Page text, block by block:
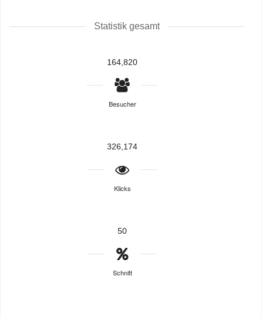
Statistik gesamt
164,820
Besucher
326,174
Klicks
50
Schnitt